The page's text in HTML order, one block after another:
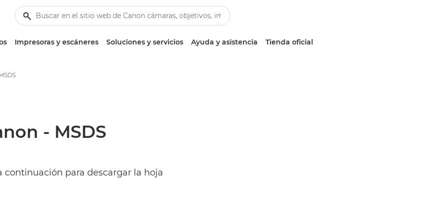
Impresoras y escáneres Soluciones y servicios Ayuda y asistencia Tienda oficial
- MSDS
continuación para descargar la hoja